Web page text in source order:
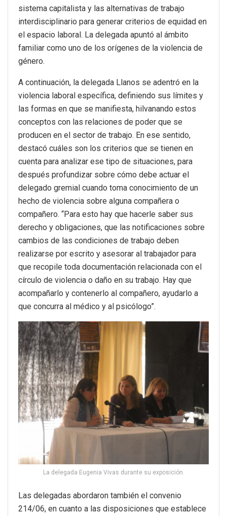
sistema capitalista y las alternativas de trabajo
interdisciplinario para generar criterios de equidad en
el espacio laboral. La delegada apuntó al ámbito
familiar como uno de los orígenes de la violencia de
género.
A continuación, la delegada Llanos se adentró en la
violencia laboral específica, definiendo sus límites y
las formas en que se manifiesta, hilvanando estos
conceptos con las relaciones de poder que se
producen en el sector de trabajo. En ese sentido,
destacó cuáles son los criterios que se tienen en
cuenta para analizar ese tipo de situaciones, para
después profundizar sobre cómo debe actuar el
delegado gremial cuando toma conocimiento de un
hecho de violencia sobre alguna compañera o
compañero. “Para esto hay que hacerle saber sus
derecho y obligaciones, que las notificaciones sobre
cambios de las condiciones de trabajo deben
realizarse por escrito y asesorar al trabajador para
que recopile toda documentación relacionada con el
círculo de violencia o daño en su trabajo. Hay que
acompañarlo y contenerlo al compañero, ayudarlo a
que concurra al médico y al psicólogo”.
La delegada Eugenia Vivas durante su exposición.
Las delegadas abordaron también el convenio
214/06, en cuanto a las disposiciones que establece